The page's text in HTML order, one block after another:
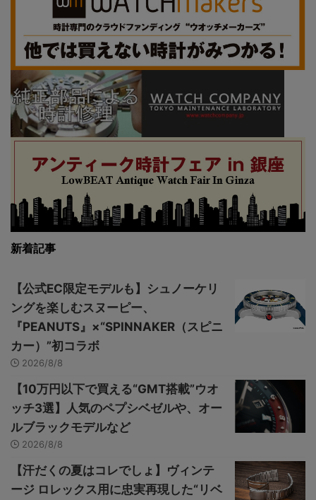
新着記事
【公式EC限定モデルも】シュノーケリ
ングを楽しむスヌーピー、
『PEANUTS』×“SPINNAKER（スピニ
カー）”初コラボ
2026/8/8
【10万円以下で買える“GMT搭載”ウオ
ッチ3選】人気のペプシベゼルや、オー
ルブラックモデルなど
2026/8/8
【汗だくの夏はコレでしょ】ヴィンテ
ージ ロレックス用に忠実再現した“リベ